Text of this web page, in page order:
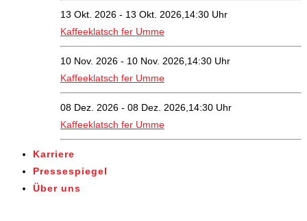
13 Okt. 2026 - 13 Okt. 2026,14:30 Uhr
Kaffeeklatsch fer Umme
10 Nov. 2026 - 10 Nov. 2026,14:30 Uhr
Kaffeeklatsch fer Umme
08 Dez. 2026 - 08 Dez. 2026,14:30 Uhr
Kaffeeklatsch fer Umme
Karriere
Pressespiegel
Über uns